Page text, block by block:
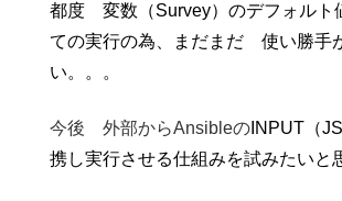
都度 変数（Survey）のデフォルト
ての実行の為、まだまだ 使い勝手
い。。。
今後 外部からAnsibleの INPUT（
携し実行させる仕組みを試みたいと